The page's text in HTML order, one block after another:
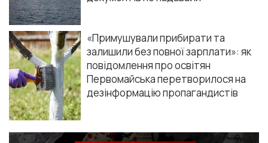
«Примушували прибирати та
залишили без повної зарплати»: як
повідомлення про освітян
Первомайська перетворилося на
дезінформацію пропагандистів